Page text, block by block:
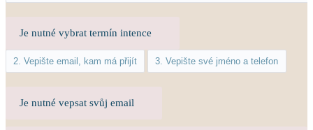
Je nutné vybrat termín intence
Je nutné vepsat svůj email